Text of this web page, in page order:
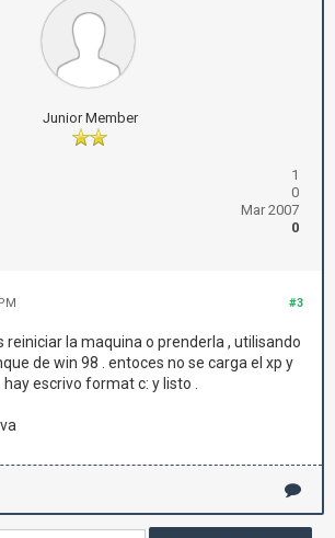
Junior Member
1
0
Mar 2007
0
#3
reiniciar la maquina o prenderla , utilisando
de win 98 . entoces no se carga el xp y
escrivo format c: y listo .